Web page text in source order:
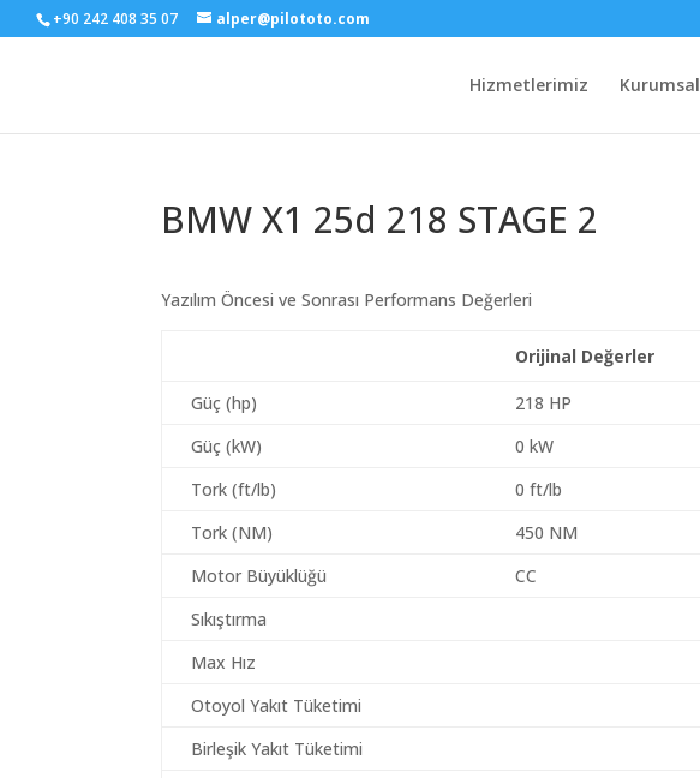
+90 242 408 35 07 alper@pilototo.com
Hizmetlerimiz Kurumsal
BMW X1 25d 218 STAGE 2
Yazılım Öncesi ve Sonrası Performans Değerleri
Orijinal Değerler
Güç (hp) 218 HP
Güç (kW)
0 kW
Tork (ft/lb)
0 ft/lb
Tork (NM)
450 NM
Motor Büyüklüğü
CC
Sıkıştırma
Max Hız
Otoyol Yakıt Tüketimi
Birleşik Yakıt Tüketimi